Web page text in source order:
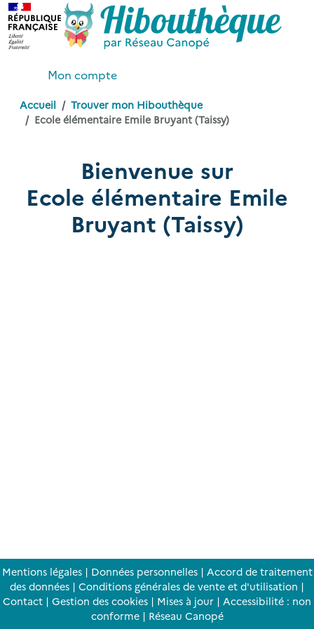
Mon compte
Accueil
Trouver mon Hibouthèque
Ecole élémentaire Emile Bruyant (Taissy)
Bienvenue sur
Ecole élémentaire Emile
Bruyant (Taissy)
Mentions légales| Données personnelles| Accord de traitement
des données | Conditions générales de vente et d'utilisation |
Contact | Gestion des cookies | Mises à jour | Accessibilité : non
conforme| Réseau Canopé